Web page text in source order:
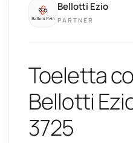
Bellotti Ezio
PARTNER
Toeletta
Bellotti
3725